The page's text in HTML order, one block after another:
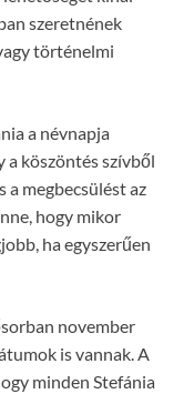
szeretnének
történelmi
a névnapja
a köszöntés szívből
a megbecsülést az
hogy mikor
ha egyszerűen
november
is vannak. A
minden Stefánia